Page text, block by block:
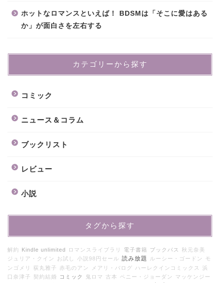
ホットなロマンスといえば！ BDSMは「そこに愛はある
か」が面白さを左右する
カテゴリーから探す
コミック
ニュース＆コラム
ブックリスト
レビュー
小説
タグから探す
解約 Kindle unlimited ロマンスライブラリ 電子書籍 ブックパス
秋元奈美
ジュリア・クイン
お試し 小説98円セール 読み放題 ルーシー・ゴードン
モ
ンゴメリ
荻丸雅子 赤毛のアン メアリ・バログ ハーレクインコミックス
浜
口奈津子
契約結婚 コミック 鬼ロマ 古本 ペニー・ジョーダン
マッケンジー